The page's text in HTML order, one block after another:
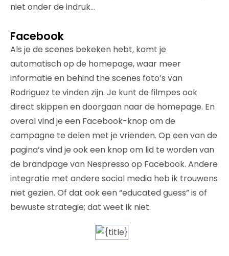
niet onder de indruk…
Facebook
Als je de scenes bekeken hebt, komt je
automatisch op de homepage, waar meer
informatie en behind the scenes foto’s van
Rodriguez te vinden zijn. Je kunt de filmpes ook
direct skippen en doorgaan naar de homepage. En
overal vind je een Facebook-knop om de
campagne te delen met je vrienden. Op een van de
pagina’s vind je ook een knop om lid te worden van
de brandpage van Nespresso op Facebook. Andere
integratie met andere social media heb ik trouwens
niet gezien. Of dat ook een “educated guess” is of
bewuste strategie; dat weet ik niet.